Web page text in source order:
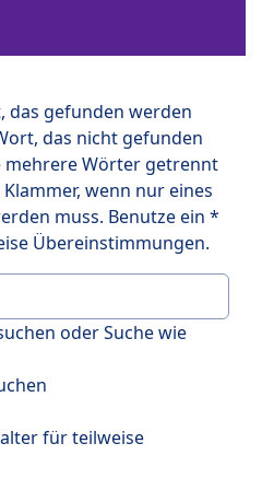
das gefunden werden
das nicht gefunden
mehrere Wörter getrennt
wenn nur eines
muss. Benutze ein *
Übereinstimmungen.
oder Suche wie
für teilweise